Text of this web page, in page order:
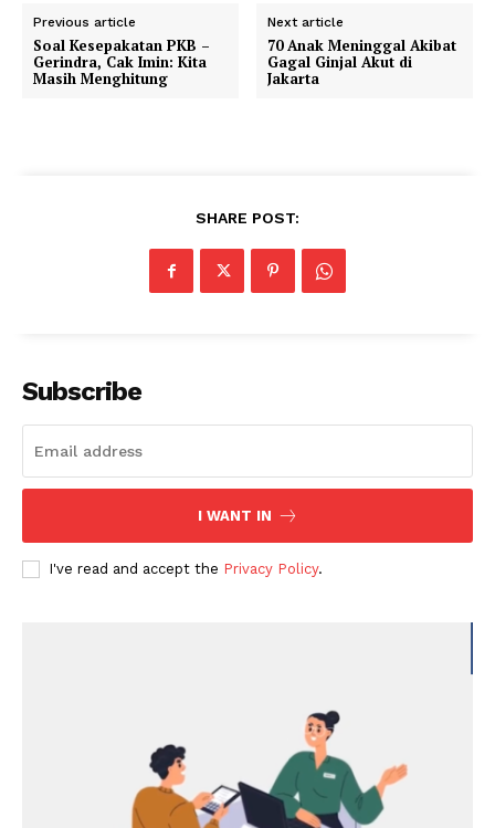
Previous article
Soal Kesepakatan PKB –
Gerindra, Cak Imin: Kita
Masih Menghitung
Next article
70 Anak Meninggal Akibat
Gagal Ginjal Akut di
Jakarta
SHARE POST:
Subscribe
I WANT IN
I've read and accept the Privacy Policy.